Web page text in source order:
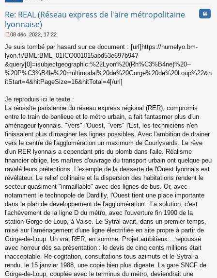
Re: REAL (Réseau express de l'aire métropolitaine
lyonnaise)
e
s
a
g
e
o
u
08 déc. 2022, 17:22
Je suis tombé par hasard sur ce document : [url]https://numelyo.bm-
lyon.fr/BML:BML_01ICO001015abd53e697b94?
&query[0]=isubjectgeographic:%22Lyon%20(Rh%C3%B4ne)%20--
%20P%C3%B4le%20multimodal%20de%20Gorge%20de%20Loup%22&h
itStart=4&hitPageSize=16&hitTotal=4[/url]
Je reproduis ici le texte :
La réussite parisienne du réseau express régional (RER), compromis
entre le train de banlieue et le métro urbain, a fait fantasmer plus d'un
aménageur lyonnais. "Vers" l'Ouest, "vers" l'Est, les techniciens n'en
finissaient plus d'imaginer les lignes possibles. Avec l'ambition de drainer
vers le centre de l'agglomération un maximum de Courlysards. Le rêve
d'un RER lyonnais a cependant pris du plomb dans l'aile. Réalisme
financier oblige, les maîtres d'ouvrage du transport urbain ont quelque peu
ravalé leurs prétentions. L'exemple de la desserte de l'Ouest lyonnais est
révélateur. Le relief collinaire et la dispersion des habitations rendent le
secteur quasiment "inmaillable" avec des lignes de bus. Or, avec
notamment le technopole de Dardilly, l'Ouest tient une place importante
dans le plan de développement de l'agglomération : La solution, c'est
l'achèvement de la ligne D du métro, avec l'ouverture fin 1990 de la
station Gorge-de-Loup, à Vaise. Le Sytral avait, dans un premier temps,
misé sur l'aménagement d'une ligne électrifiée en site propre à partir de
Gorge-de-Loup. Un vrai RER, en somme. Projet ambitieux... repoussé
avec horreur dès sa présentation : le devis de cinq cents millions était
inacceptable. Re-cogitation, consultations tous azimuts et le Sytral a
rendu, le 15 janvier 1988, une copie bien plus digeste. La gare SNCF de
Gorge-de-Loup, couplée avec le terminus du métro, deviendrait une